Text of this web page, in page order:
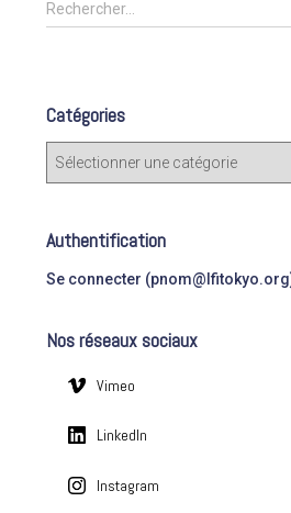
des
e
r
c
Rechercher…
Catégories
C
a
g
o
e
Authentification
Se connecter
Nos réseaux sociaux
Vimeo
LinkedIn
Instagram